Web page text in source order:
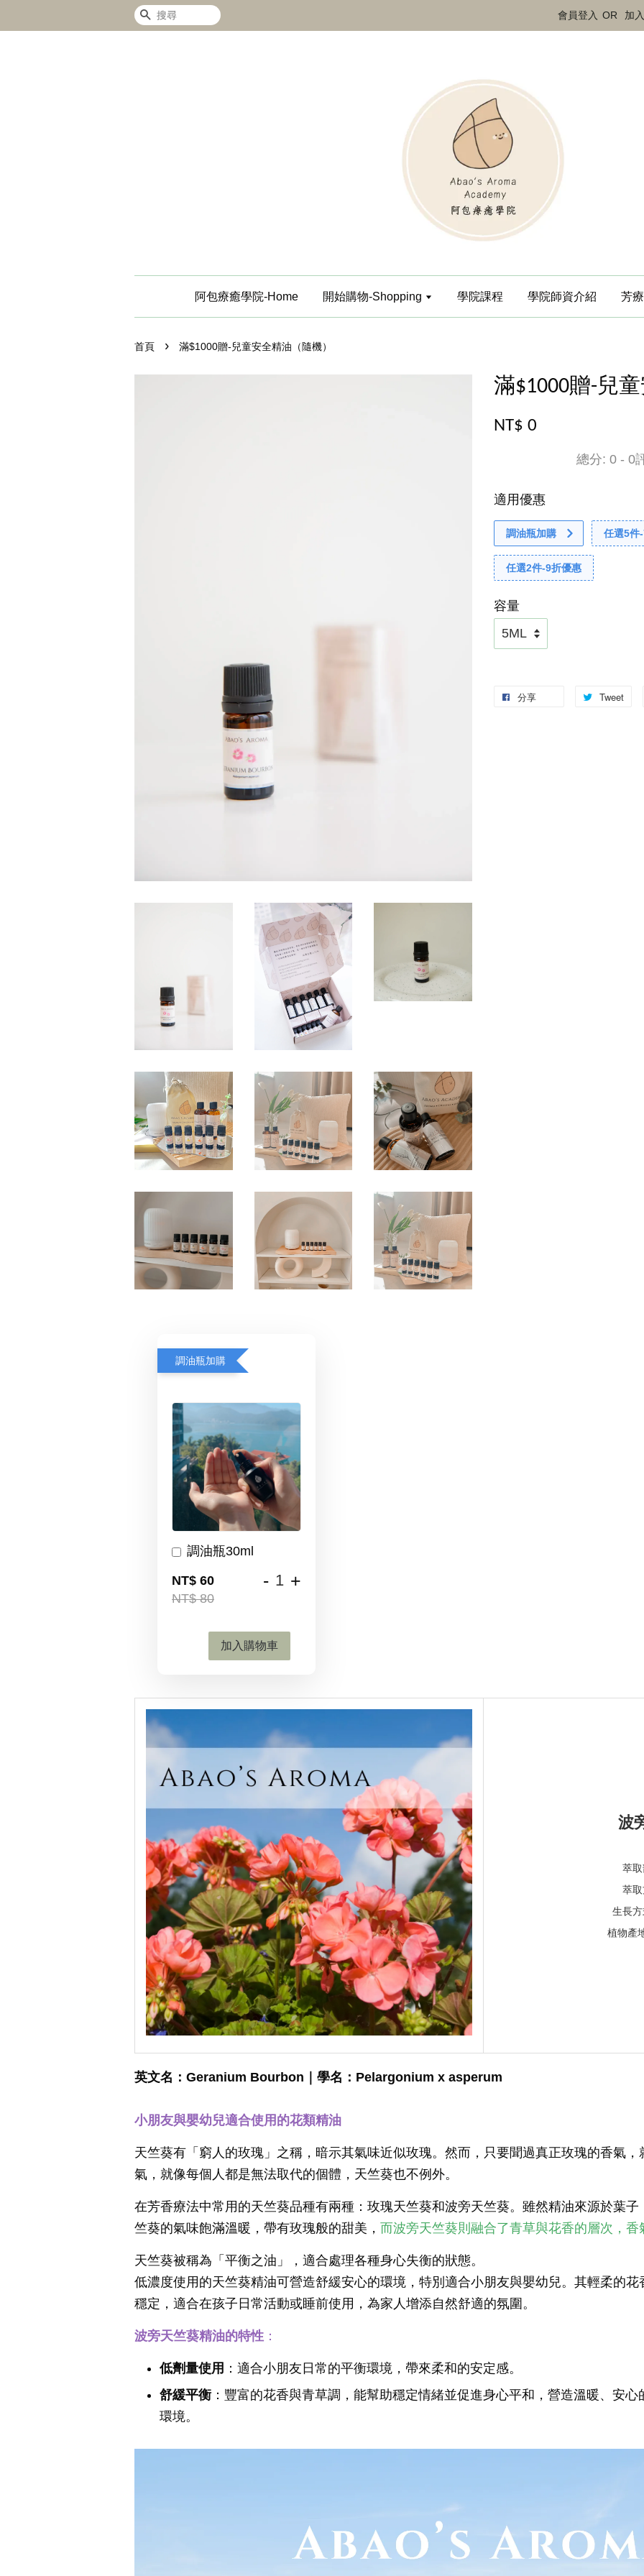
搜尋 會員登入 OR 加
阿包療癒學院-Home 開始購物-Shopping 學院課程 學院師資介紹 芳
首頁 › 滿$1000贈-兒童安全精油（隨機）
滿$1000贈-兒
NT$ 0
總分: 0 - 0
適用優惠
調油瓶加購 任選5件
任選2件-9折優惠
容量
分享 Tweet
調油瓶加購
調油瓶30ml
NT$ 60
NT$ 80
- +
加入購物車
波
萃
萃
生長
植物產
英文名：Geranium Bourbon｜學名：Pelargonium x asperum
小朋友與嬰幼兒適合使用的花類精油
天竺葵有「窮人的玫瑰」之稱，暗示其氣味近似玫瑰。然而，只要聞過真正玫瑰的香氣
氣，就像每個人都是無法取代的個體，天竺葵也不例外。
在芳香療法中常用的天竺葵品種有兩種：玫瑰天竺葵和波旁天竺葵。雖然精油來源於葉
竺葵的氣味飽滿溫暖，帶有玫瑰般的甜美， 而波旁天竺葵則融合了青草與花香的層次，香
天竺葵被稱為「平衡之油」，適合處理各種身心失衡的狀態。
低濃度使用的天竺葵精油可營造舒緩安心的環境，特別適合小朋友與嬰幼兒。其輕柔的
穩定，適合在孩子日常活動或睡前使用，為家人增添自然舒適的氛圍。
波旁天竺葵精油的特性 ：
低劑量使用 ：適合小朋友日常的平衡環境，帶來柔和的安定感。
舒緩平衡：豐富的花香與青草調，能幫助穩定情緒並促進身心平和，營造溫暖、安
環境。